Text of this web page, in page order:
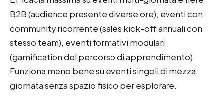
B2B (audience presente diverse ore), eventi con
community ricorrente (sales kick-off annuali con
stesso team), eventi formativi modulari
(gamification del percorso di apprendimento).
Funziona meno bene su eventi singoli di mezza
giornata senza spazio fisico per esplorare.